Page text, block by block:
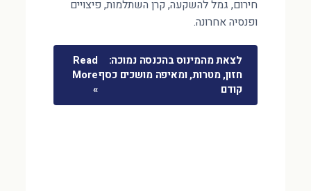
חירום, גמל להשקעה, קרן השתלמות, פיצויים
ופנסיה אחרונה.
לצאת מהמינוס בהכנסה נמוכה:
חזון, מטרות, ומאיפה מושכים כסף
קודם
Read
More
»